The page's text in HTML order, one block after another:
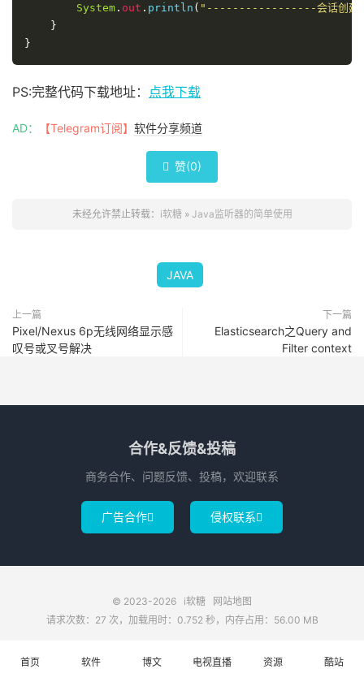
System . out . println ( "-----------------会话创
}
}
PS:完整代码下载地址： 点我下载
AD： 【Telegram订阅】 软件分享频道
 赞(0)
未经允许禁止转载： i软糖» Java监听器的简单使用
JAVA
上一篇
Pixel/Nexus 6p无线网络显示感
叹号或叉号解决
下一篇
Elasticsearch之Query and
Filter context
合作&反馈&投稿
商务合作、问题反馈、投稿，欢迎联系
广告合作 侵权联系
© 2023-2026 i软糖
网站地图
请求次数：27 次，加载用时：0.752 秒，内存占用：56.00 MB
首页 软件 博文 电视直播 资源 酷站